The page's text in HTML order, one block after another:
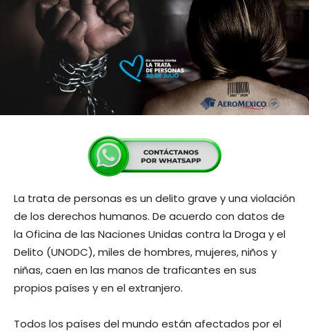
La trata de personas es un delito grave y una violación
de los derechos humanos. De acuerdo con datos de
la Oficina de las Naciones Unidas contra la Droga y el
Delito (UNODC), miles de hombres, mujeres, niños y
niñas, caen en las manos de traficantes en sus
propios países y en el extranjero.
Todos los países del mundo están afectados por el